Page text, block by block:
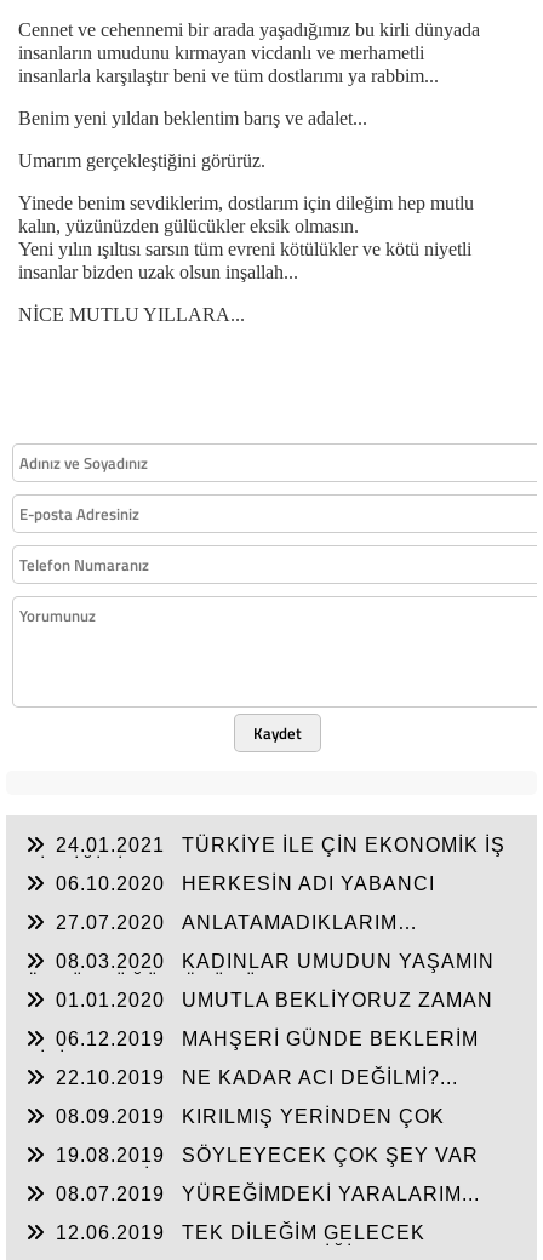
Cennet ve cehennemi bir arada yaşadığımız bu kirli dünyada
insanların umudunu kırmayan vicdanlı ve merhametli
insanlarla karşılaştır beni ve tüm dostlarımı ya rabbim...
Benim yeni yıldan beklentim barış ve adalet...
Umarım gerçekleştiğini görürüz.
Yinede benim sevdiklerim, dostlarım için dileğim hep mutlu
kalın, yüzünüzden gülücükler eksik olmasın.
Yeni yılın ışıltısı sarsın tüm evreni kötülükler ve kötü niyetli
insanlar bizden uzak olsun inşallah...
NİCE MUTLU YILLARA...
Kaydet
24.01.2021
TÜRKİYE İLE ÇİN EKONOMİK İŞ
06.10.2020
HERKESİN ADI YABANCI
27.07.2020
ANLATAMADIKLARIM…
08.03.2020
KADINLAR UMUDUN YAŞAMIN
01.01.2020
UMUTLA BEKLİYORUZ ZAMAN
06.12.2019
MAHŞERİ GÜNDE BEKLERİM
22.10.2019
NE KADAR ACI DEĞİLMİ?...
08.09.2019
KIRILMIŞ YERİNDEN ÇOK
19.08.2019
SÖYLEYECEK ÇOK ŞEY VAR
08.07.2019
YÜREĞİMDEKİ YARALARIM...
12.06.2019
TEK DİLEĞİM GELECEK